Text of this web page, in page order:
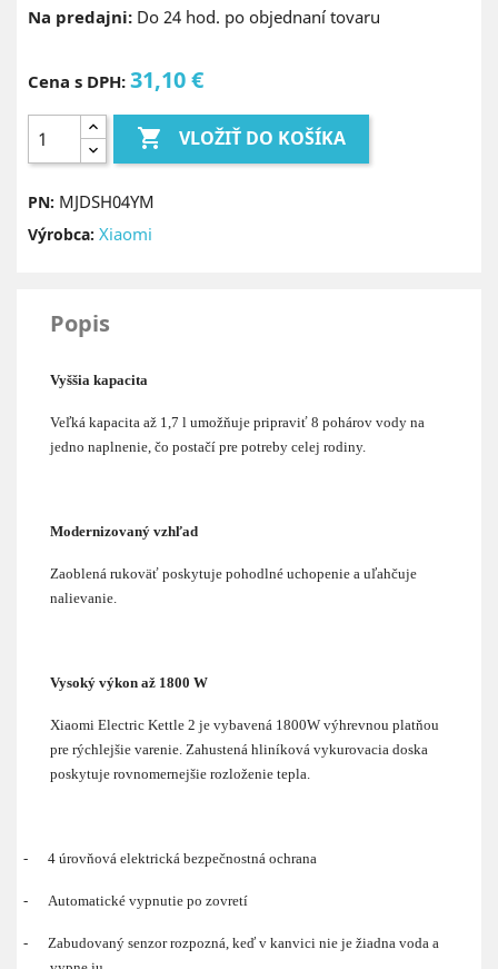
Na predajni: Do 24 hod. po objednaní tovaru
Cena s DPH: 31,10 €
 VLOŽIŤ DO KOŠÍKA
PN: MJDSH04YM
Výrobca: Xiaomi
Popis
Vyššia kapacita
Veľká kapacita až 1,7 l umožňuje pripraviť 8 pohárov vody na
jedno naplnenie, čo postačí pre potreby celej rodiny.
Modernizovaný vzhľad
Zaoblená rukoväť poskytuje pohodlné uchopenie a uľahčuje
nalievanie.
Vysoký výkon až 1800 W
Xiaomi Electric Kettle 2 je vybavená 1800W výhrevnou platňou
pre rýchlejšie varenie. Zahustená hliníková vykurovacia doska
poskytuje rovnomernejšie rozloženie tepla.
- 4 úrovňová elektrická bezpečnostná ochrana
- Automatické vypnutie po zovretí
-
Zabudovaný senzor rozpozná, keď v kanvici nie je žiadna voda a